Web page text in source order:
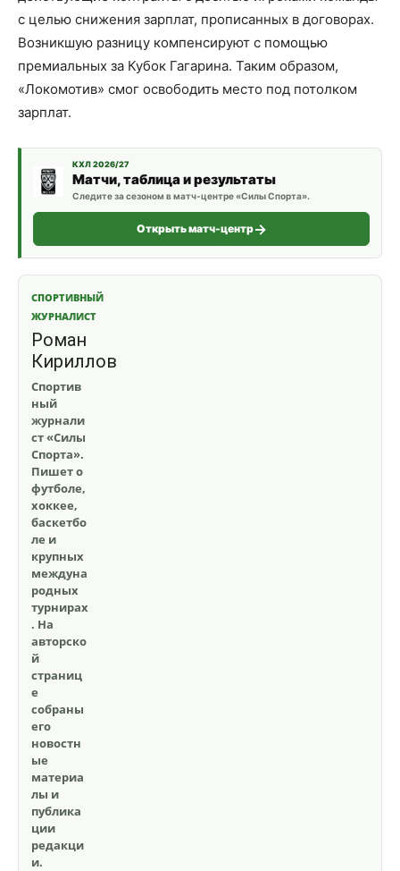
с целью снижения зарплат, прописанных в договорах.
Возникшую разницу компенсируют с помощью
премиальных за Кубок Гагарина. Таким образом,
«Локомотив» смог освободить место под потолком
зарплат.
КХЛ 2026/27
Матчи, таблица и результаты
Следите за сезоном в матч-центре «Силы Спорта».
Открыть матч-центр
СПОРТИВНЫЙ
ЖУРНАЛИСТ
Роман
Кириллов
Спортив
ный
журнали
ст «Силы
Спорта».
Пишет о
футболе,
хоккее,
баскетбо
ле и
крупных
междуна
родных
турнирах
. На
авторско
й
страниц
е
собраны
его
новостн
ые
материа
лы и
публика
ции
редакци
и.